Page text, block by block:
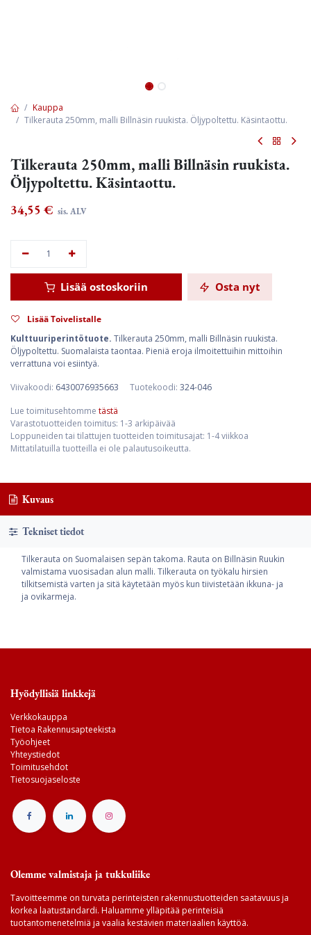
Kauppa
Tilkerauta 250mm, malli Billnäsin ruukista. Öljypoltettu. Käsintaottu.
Tilkerauta 250mm, malli Billnäsin ruukista.
Öljypoltettu. Käsintaottu.
34,55 € sis. ALV
Lisää ostoskoriin Osta nyt
Lisää Toivelistalle
Kulttuuriperintötuote. Tilkerauta 250mm, malli Billnäsin ruukista.
Öljypoltettu. Suomalaista taontaa. Pieniä eroja ilmoitettuihin mittoihin
verrattuna voi esiintyä.
Viivakoodi: 6430076935663 Tuotekoodi: 324-046
Lue toimitusehtomme tästä
Varastotuotteiden toimitus: 1-3 arkipäivää
Loppuneiden tai tilattujen tuotteiden toimitusajat: 1-4 viikkoa
Mittatilatuilla tuotteilla ei ole palautusoikeutta.
Kuvaus
Tekniset tiedot
Tilkerauta on Suomalaisen sepän takoma. Rauta on Billnäsin Ruukin
valmistama vuosisadan alun malli. Tilkerauta on työkalu hirsien
tilkitsemistä varten ja sitä käytetään myös kun tiivistetään ikkuna- ja
ja ovikarmeja.
Hyödyllisiä linkkejä
Verkkokauppa
Tietoa Rakennusapteekista
Työohjeet
Yhteystiedot
Toimitusehdot
Tietosuojaseloste
Olemme valmistaja ja tukkuliike
Tavoitteemme on turvata perinteisten rakennustuotteiden saatavuus ja
korkea laatustandardi. Haluamme ylläpitää perinteisiä
tuotantomenetelmiä ja vaalia kestävien materiaalien käyttöä.